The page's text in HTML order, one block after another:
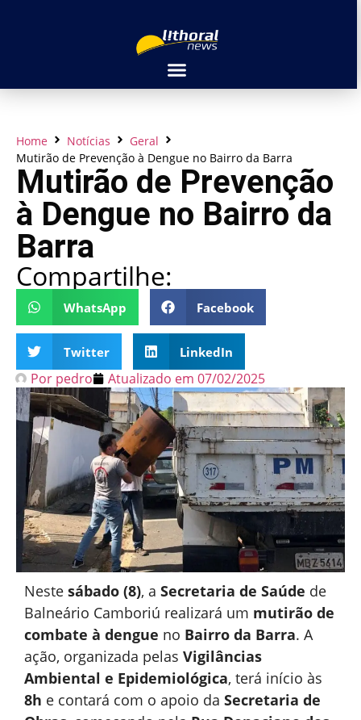
Home Notícias
Geral
Mutirão de Prevenção à Dengue no Bairro da Barra
Mutirão de Prevenção
à Dengue no Bairro da
Barra
Compartilhe:
WhatsApp Facebook
Twitter LinkedIn
Por pedro Atualizado em 07/02/2025
Neste sábado (8), a Secretaria de Saúde de
Balneário Camboriú realizará um mutirão de
combate à dengue no Bairro da Barra. A
ação, organizada pelas Vigilâncias
Ambiental e Epidemiológica, terá início às
8h e contará com o apoio da Secretaria de